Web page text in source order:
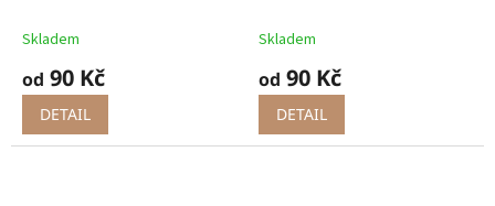
Skladem
od 90 Kč
DETAIL
Skladem
od 90 Kč
DETAIL